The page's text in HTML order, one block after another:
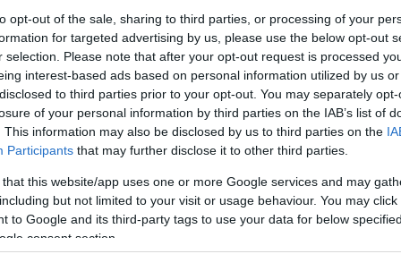
opt-out of the sale, sharing to third parties, or processing of your
for targeted advertising by us, please use the below opt-out
selection. Please note that after your opt-out request is processed
interest-based ads based on personal information utilized by us
to third parties prior to your opt-out. You may separately
of your personal information by third parties on the IAB’s list of
This information may also be disclosed by us to third parties on the
Participants that may further disclose it to other third parties.
that this website/app uses one or more Google services and may
but not limited to your visit or usage behaviour. You may
to Google and its third-party tags to use your data for below
consent section.
Link másolása
reggel. Az M1-es bicskei
autó és két személyautó. Az
Kiskunhalason egy busz, egy
A kamion sofőrjét a tűzoltók
ők segítség nélkül ki tudtak szállni.